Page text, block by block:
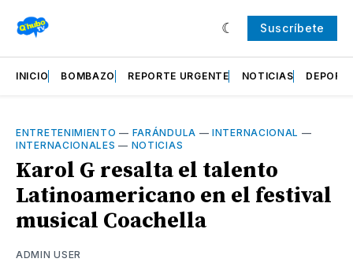
Suscríbete
INICIO BOMBAZO REPORTE URGENTE NOTICIAS
ENTRETENIMIENTO — FARÁNDULA —INTERNACIONAL —
INTERNACIONALES — NOTICIAS
Karol G resalta el talento
Latinoamericano en el festival
musical Coachella
ADMIN USER